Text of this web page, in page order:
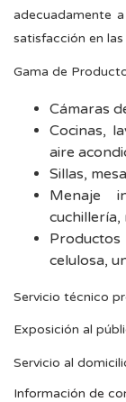
adecuadamente
satisfacción en
Gama de
Cámaras
Cocinas,
aire
Sillas,
Menaje
cuchillería,
celulosa,
Servicio técnico
Exposición al
Servicio al
Información de